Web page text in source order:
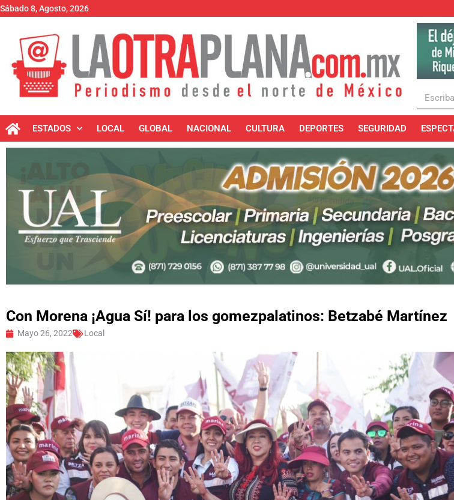
Sábado 8, Agosto, 2026
ESTADOS LOCAL GLOBAL NACIONAL CULTURA DEPORTES SEGURIDAD
Con Morena ¡Agua Sí! para los gomezpalatinos: Betzabé Martínez
Mayo 26, 2022 Local